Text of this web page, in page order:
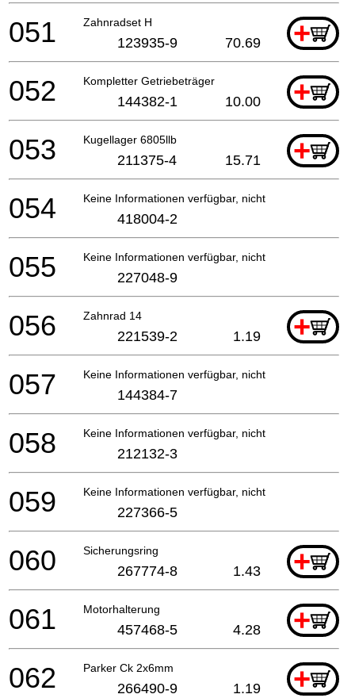
Zahnradset H +
051 123935-9 70.69
Kompletter Getriebeträger +
052 144382-1 10.00
Kugellager 6805llb +
053 211375-4 15.71
Keine Informationen verfügbar, nicht bestellbar
054 418004-2
Keine Informationen verfügbar, nicht bestellbar
055 227048-9
Zahnrad 14 +
056 221539-2 1.19
Keine Informationen verfügbar, nicht bestellbar
057 144384-7
Keine Informationen verfügbar, nicht bestellbar
058 212132-3
Keine Informationen verfügbar, nicht bestellbar
059 227366-5
Sicherungsring +
060 267774-8 1.43
Motorhalterung +
061 457468-5 4.28
Parker Ck 2x6mm +
062 266490-9 1.19